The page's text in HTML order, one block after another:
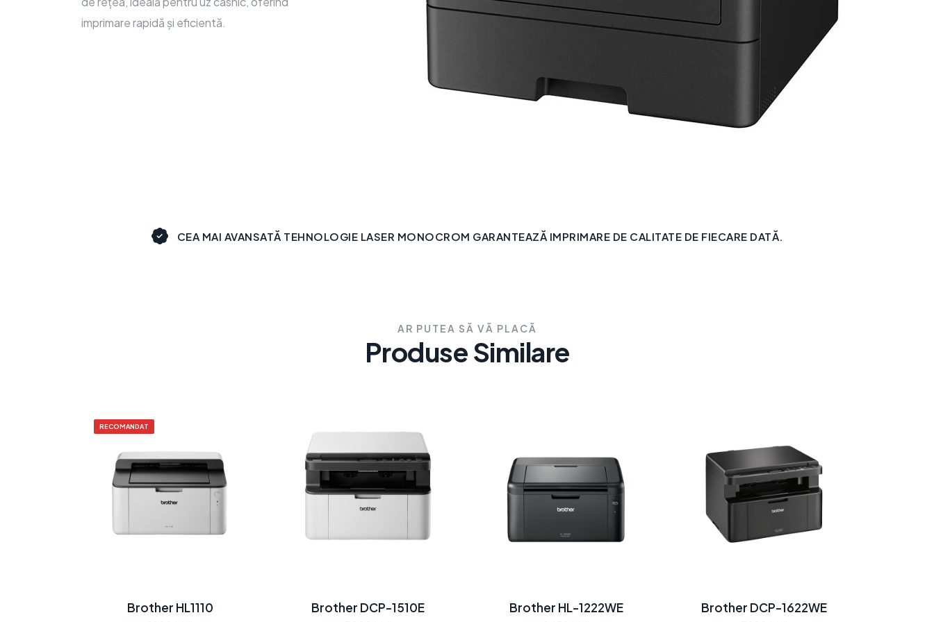
imprimare rapidă și eficientă.
CEA MAI AVANSATĂ TEHNOLOGIE LASER MONOCROM GARANTEAZĂ IMPRIMARE DE CALITATE DE FIECARE DATĂ.
AR PUTEA SĂ VĂ PLACĂ
Produse Similare
RECOMANDAT
Brother HL1110 Brother DCP-1510E Brother HL-1222WE Brother DCP-1622WE